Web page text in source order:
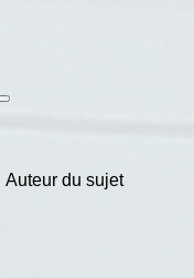
Auteur du sujet